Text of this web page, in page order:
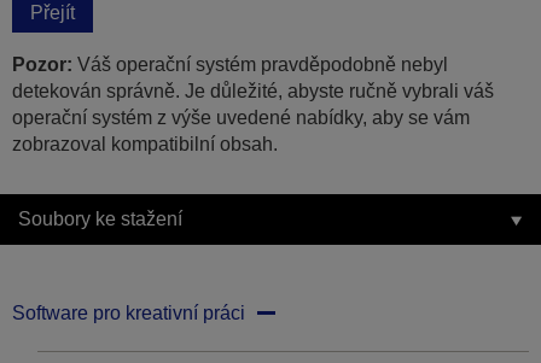
Přejít
Pozor: Váš operační systém pravděpodobně nebyl
detekován správně. Je důležité, abyste ručně vybrali váš
operační systém z výše uvedené nabídky, aby se vám
zobrazoval kompatibilní obsah.
Soubory ke stažení
Software pro kreativní práci